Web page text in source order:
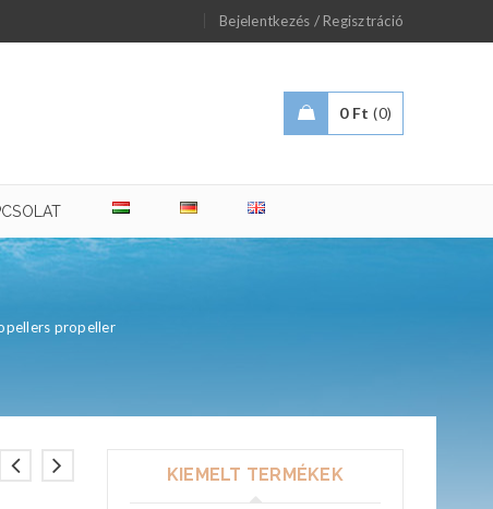
Bejelentkezés / Regisztráció
0 Ft 0
propeller
KIEMELT TERMÉKEK